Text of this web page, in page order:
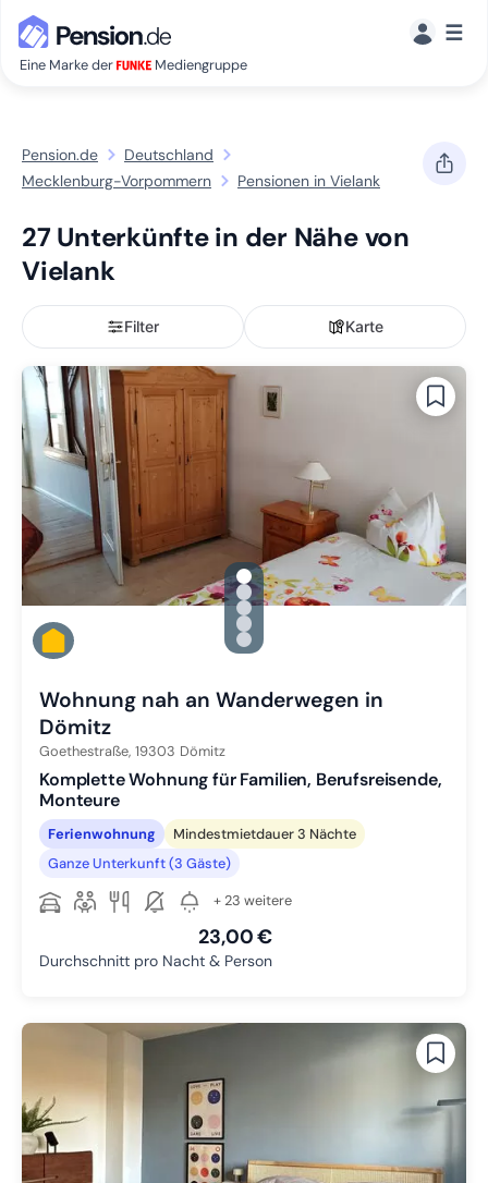
Eine Marke der Mediengruppe
☰
Pension.de
Deutschland
Mecklenburg-Vorpommern
Pensionen in Vielank
27 Unterkünfte in der Nähe von
Vielank
Filter Karte
gallery.slide_selector
Zu Slide 1 wechseln
Zu Slide 2 wechseln
Zu Slide 3 wechseln
Zu Slide 4 wechseln
Zu Slide 5 wechseln
Wohnung nah an Wanderwegen in
Dömitz
Goethestraße, 19303 Dömitz
Komplette Wohnung für Familien, Berufsreisende,
Monteure
Ferienwohnung
Mindestmietdauer 3 Nächte
Ganze Unterkunft (3 Gäste)
+ 23 weitere
23,00 €
Durchschnitt pro Nacht & Person